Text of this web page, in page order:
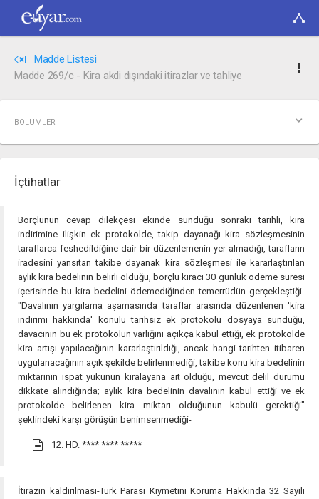
Madde Listesi
Madde 269/c - Kira akdi dışındaki itirazlar ve tahliye
BÖLÜMLER
İçtihatlar
Borçlunun cevap dilekçesi ekinde sunduğu sonraki tarihli, kira
indirimine ilişkin ek protokolde, takip dayanağı kira sözleşmesinin
taraflarca feshedildiğine dair bir düzenlemenin yer almadığı, tarafların
iradesini yansıtan takibe dayanak kira sözleşmesi ile kararlaştırılan
aylık kira bedelinin belirli olduğu, borçlu kiracı 30 günlük ödeme süresi
içerisinde bu kira bedelini ödemediğinden temerrüdün gerçekleştiği-
"Davalının yargılama aşamasında taraflar arasında düzenlenen 'kira
indirimi hakkında' konulu tarihsiz ek protokolü dosyaya sunduğu,
davacının bu ek protokolün varlığını açıkça kabul ettiği, ek protokolde
kira artışı yapılacağının kararlaştırıldığı, ancak hangi tarihten itibaren
uygulanacağının açık şekilde belirlenmediği, takibe konu kira bedelinin
miktarının ispat yükünün kiralayana ait olduğu, mevcut delil durumu
dikkate alındığında; aylık kira bedelinin davalının kabul ettiği ve ek
protokolde belirlenen kira miktarı olduğunun kabulü gerektiği"
şeklindeki karşı görüşün benimsenmediği-
12. HD. **** **** *****
İtirazın kaldırılması-Türk Parası Kıymetini Koruma Hakkında 32 Sayılı